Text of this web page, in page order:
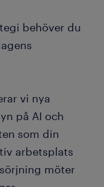
behöver du
vi nya
på AI och
som din
arbetsplats
möter